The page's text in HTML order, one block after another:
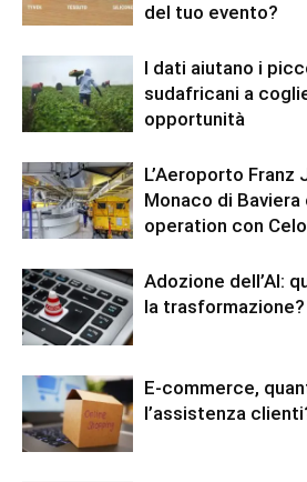
del tuo evento?
I dati aiutano i
sudafricani a
opportunità
L’Aeroporto
Monaco di
operation con
Adozione dell’AI:
la trasformazione?
E-commerce,
l’assistenza